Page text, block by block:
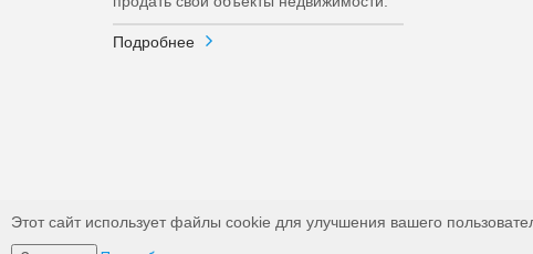
Подробнее
Этот сайт использует файлы cookie для улучшения вашего